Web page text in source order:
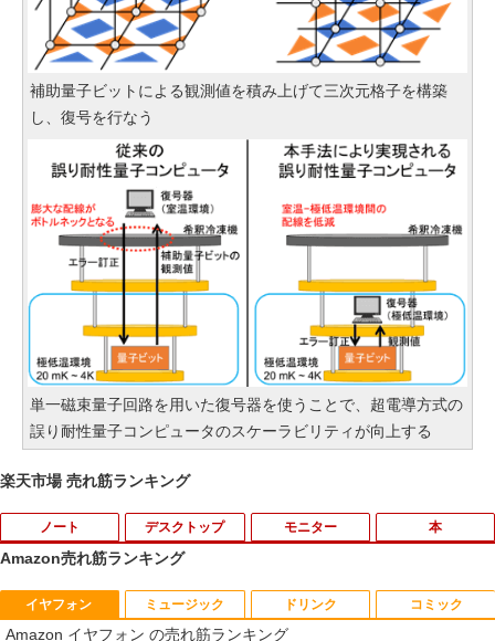
補助量子ビットによる観測値を積み上げて三次元格子を構築
し、復号を行なう
単一磁束量子回路を用いた復号器を使うことで、超電導方式の
誤り耐性量子コンピュータのスケーラビリティが向上する
楽天市場 売れ筋ランキング
ノート
1
【★最大100%ポイント】【新生活応援・
2026】【Office 2019 H&B】NEC Versa
デスクトップ
1
＼★最大2555円OFFクーポン★／Dell 3
050Mini デスクトップパソコン 中古パソ
モニター
1
AIREIXINGD モバイルモニター11.6イン
チ 超軽量450g 1920x1080P 非光沢IPSパ
本
1
【中古】ナニワトモアレ【全28巻】完結
セット/南勝久【全巻セット】【中古】
Amazon売れ筋ランキング
イヤフォン
Amazon イヤフォン の売れ筋ランキング
ミュージック ドリンク コミック